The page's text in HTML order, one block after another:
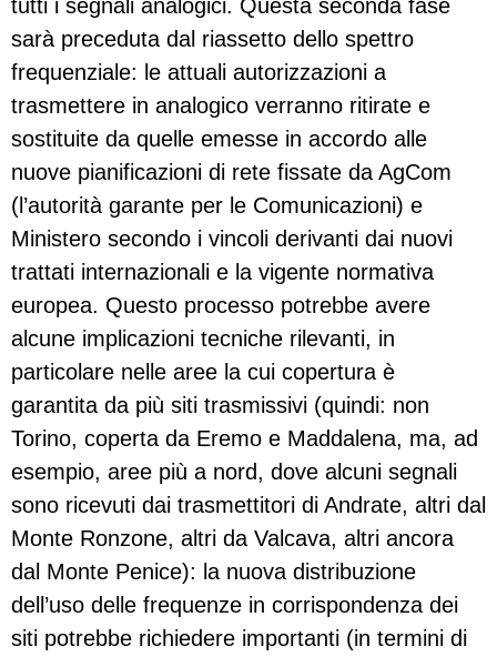
tutti i segnali analogici. Questa seconda fase
sarà preceduta dal riassetto dello spettro
frequenziale: le attuali autorizzazioni a
trasmettere in analogico verranno ritirate e
sostituite da quelle emesse in accordo alle
nuove pianificazioni di rete fissate da AgCom
(l’autorità garante per le Comunicazioni) e
Ministero secondo i vincoli derivanti dai nuovi
trattati internazionali e la vigente normativa
europea. Questo processo potrebbe avere
alcune implicazioni tecniche rilevanti, in
particolare nelle aree la cui copertura è
garantita da più siti trasmissivi (quindi: non
Torino, coperta da Eremo e Maddalena, ma, ad
esempio, aree più a nord, dove alcuni segnali
sono ricevuti dai trasmettitori di Andrate, altri dal
Monte Ronzone, altri da Valcava, altri ancora
dal Monte Penice): la nuova distribuzione
dell’uso delle frequenze in corrispondenza dei
siti potrebbe richiedere importanti (in termini di